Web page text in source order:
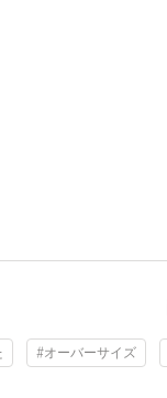
#オーバーサイズ